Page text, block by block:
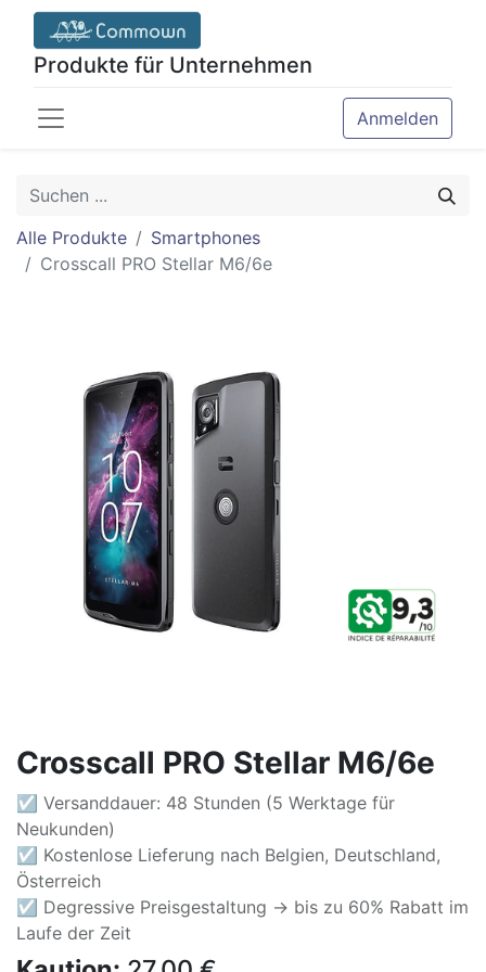
Produkte für Unternehmen
Anmelden
Alle Produkte
Smartphones
Crosscall PRO Stellar M6/6e
Crosscall PRO Stellar M6/6e
☑ Versanddauer: 48 Stunden (5 Werktage für
Neukunden)
☑ Kostenlose Lieferung nach Belgien, Deutschland,
Österreich
☑ Degressive Preisgestaltung -> bis zu 60% Rabatt im
Laufe der Zeit